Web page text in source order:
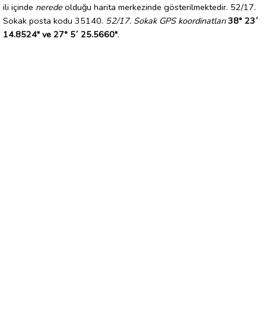
ili içinde nerede olduğu harita merkezinde gösterilmektedir. 52/17.
Sokak posta kodu 35140. 52/17. Sokak GPS koordinatları 38° 23´
14.8524" ve 27° 5´ 25.5660".